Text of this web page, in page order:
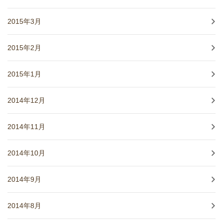
2015年3月
2015年2月
2015年1月
2014年12月
2014年11月
2014年10月
2014年9月
2014年8月